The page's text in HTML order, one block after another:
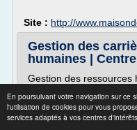
En poursuivant votre navigation sur ce
l'utilisation de cookies pour vous
services adaptés à vos centres
Site : http://
Gestion des
humaines |
Gestion des ressources
Le Centre de Gestion
gestion des ressources
et établissements